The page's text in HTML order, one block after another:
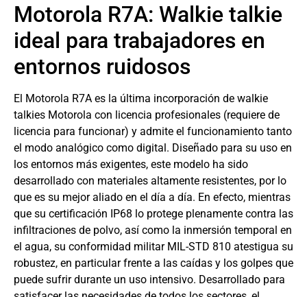
Motorola R7A: Walkie talkie
ideal para trabajadores en
entornos ruidosos
El Motorola R7A es la última incorporación de walkie
talkies Motorola con licencia profesionales (requiere de
licencia para funcionar) y admite el funcionamiento tanto
el modo analógico como digital. Diseñado para su uso en
los entornos más exigentes, este modelo ha sido
desarrollado con materiales altamente resistentes, por lo
que es su mejor aliado en el día a día. En efecto, mientras
que su certificación IP68 lo protege plenamente contra las
infiltraciones de polvo, así como la inmersión temporal en
el agua, su conformidad militar MIL-STD 810 atestigua su
robustez, en particular frente a las caídas y los golpes que
puede sufrir durante un uso intensivo. Desarrollado para